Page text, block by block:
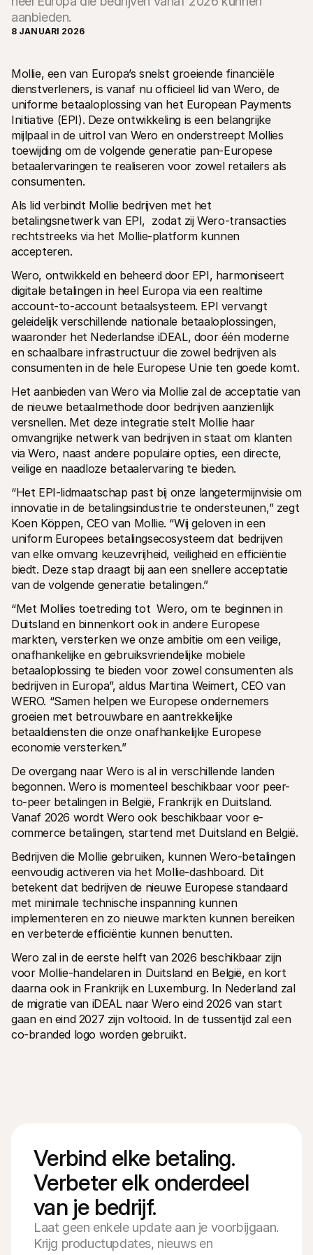
Technische documentatie
Portaal voor developers
Ontdek documentatie en updates voor developers
Libraries
Integreer Mollie met kant-en-klare pakketten
Discord community
Word lid van onze developer community Blij
Over Mollie
Bekijk onze tarieven
Over ons
Maak kennis met ons verhaal en
onze waarden
Nieuws
Vacatures
Kom werken bij Mollie. Ontdek de
vacatures!
Contact
Voor consumenten
Waarom zie je Mollie op je bankafschrift?
Voor Mollie-klanten
Contact met sales
Ontdek hoe we jouw bedrijf kunnen helpen
aanbieden.
8 JANUARI 2026
Mollie, een van Europa’s snelst groeiende financiële
dienstverleners, is vanaf nu officieel lid van Wero, de
uniforme betaaloplossing van het European Payments
Initiative (EPI). Deze ontwikkeling is een belangrijke
mijlpaal in de uitrol van Wero en onderstreept Mollies
toewijding om de volgende generatie pan-Europese
betaalervaringen te realiseren voor zowel retailers als
consumenten.
Als lid verbindt Mollie bedrijven met het
betalingsnetwerk van EPI,  zodat zij Wero-transacties
rechtstreeks via het Mollie-platform kunnen
accepteren.
Wero, ontwikkeld en beheerd door EPI, harmoniseert
digitale betalingen in heel Europa via een realtime
account-to-account betaalsysteem. EPI vervangt
geleidelijk verschillende nationale betaaloplossingen,
waaronder het Nederlandse iDEAL, door één moderne
en schaalbare infrastructuur die zowel bedrijven als
consumenten in de hele Europese Unie ten goede komt.
Het aanbieden van Wero via Mollie zal de acceptatie van
de nieuwe betaalmethode door bedrijven aanzienlijk
versnellen. Met deze integratie stelt Mollie haar
omvangrijke netwerk van bedrijven in staat om klanten
via Wero, naast andere populaire opties, een directe,
veilige en naadloze betaalervaring te bieden.
“Het EPI-lidmaatschap past bij onze langetermijnvisie om
innovatie in de betalingsindustrie te ondersteunen,” zegt
Koen Köppen, CEO van Mollie. “Wij geloven in een
uniform Europees betalingsecosysteem dat bedrijven
van elke omvang keuzevrijheid, veiligheid en efficiëntie
biedt. Deze stap draagt bij aan een snellere acceptatie
van de volgende generatie betalingen.”
“Met Mollies toetreding tot  Wero, om te beginnen in
Duitsland en binnenkort ook in andere Europese
markten, versterken we onze ambitie om een veilige,
onafhankelijke en gebruiksvriendelijke mobiele
betaaloplossing te bieden voor zowel consumenten als
bedrijven in Europa”, aldus Martina Weimert, CEO van
WERO. “Samen helpen we Europese ondernemers
groeien met betrouwbare en aantrekkelijke
betaaldiensten die onze onafhankelijke Europese
economie versterken.”
De overgang naar Wero is al in verschillende landen
begonnen. Wero is momenteel beschikbaar voor peer-
to-peer betalingen in België, Frankrijk en Duitsland.
Vanaf 2026 wordt Wero ook beschikbaar voor e-
commerce betalingen, startend met Duitsland en België.
Bedrijven die Mollie gebruiken, kunnen Wero-betalingen
eenvoudig activeren via het Mollie-dashboard. Dit
betekent dat bedrijven de nieuwe Europese standaard
met minimale technische inspanning kunnen
implementeren en zo nieuwe markten kunnen bereiken
en verbeterde efficiëntie kunnen benutten.
Wero zal in de eerste helft van 2026 beschikbaar zijn
voor Mollie-handelaren in Duitsland en België, en kort
daarna ook in Frankrijk en Luxemburg. In Nederland zal
de migratie van iDEAL naar Wero eind 2026 van start
gaan en eind 2027 zijn voltooid. In de tussentijd zal een
co-branded logo worden gebruikt.
Verbind elke betaling.
Verbeter elk onderdeel
van je bedrijf.
Laat geen enkele update aan je voorbijgaan.
Krijg productupdates, nieuws en